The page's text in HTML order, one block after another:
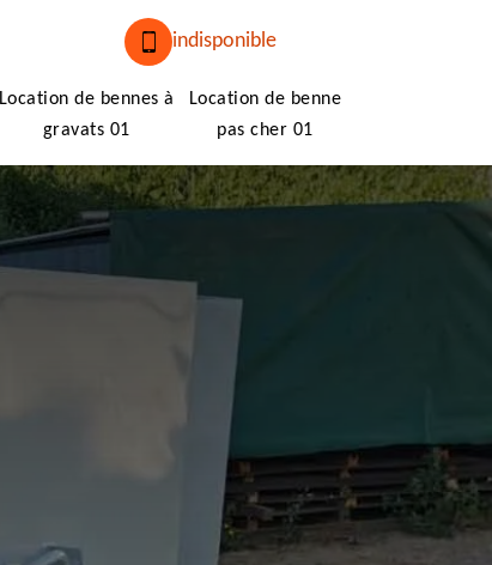
indisponible
Location de bennes à
gravats 01
Location de benne
pas cher 01